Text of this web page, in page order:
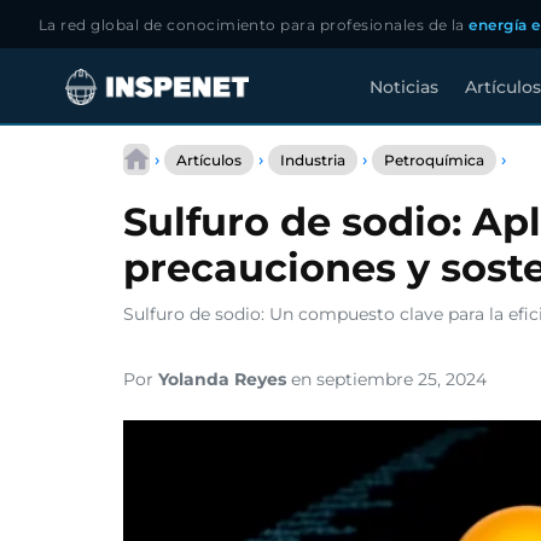
La red global de conocimiento para profesionales de laenergía
Noticias Artículos
› Artículos › Industria › Petroquímica ›
y
Sulfuro de sodio:
precauciones y
Sulfuro de sodio: Un compuesto clave para la
Por Yolanda Reyes en septiembre 25, 2024